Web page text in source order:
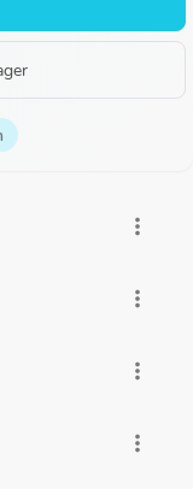
more_vert
more_vert
more_vert
more_vert